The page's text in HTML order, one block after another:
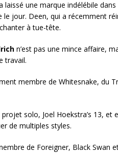
laissé une marque indélébile
jour. Deen, qui a récemment
à tue-tête.
n’est pas une mince affaire,
travail.
membre de Whitesnake, du
solo, Joel Hoekstra’s 13, et
de multiples styles.
de Foreigner, Black Swan